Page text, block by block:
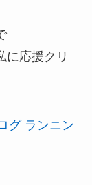
に応援クリ